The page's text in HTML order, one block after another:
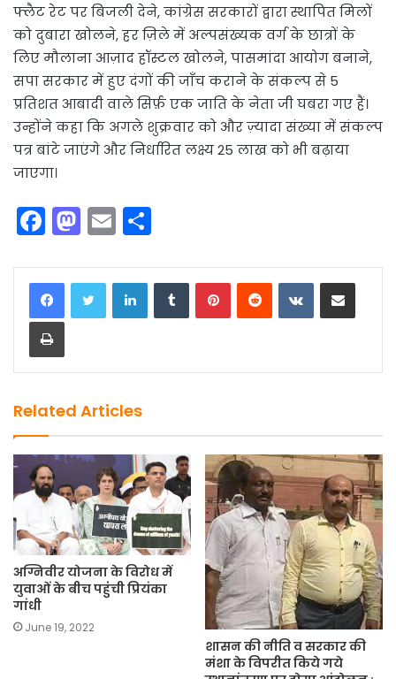
फ्लैट रेट पर बिजली देने, कांग्रेस सरकारों द्वारा स्थापित मिलों
को दुबारा खोलने, हर ज़िले में अल्पसंख्यक वर्ग के छात्रों के
लिए मौलाना आज़ाद हॉस्टल खोलने, पासमांदा आयोग बनाने,
सपा सरकार में हुए दंगों की जाँच कराने के संकल्प से 5
प्रतिशत आबादी वाले सिर्फ़ एक जाति के नेता जी घबरा गए हैं।
उन्होंने कहा कि अगले शुक्रवार को और ज़्यादा संख्या में संकल्प
पत्र बांटे जाएंगे और निर्धारित लक्ष्य 25 लाख को भी बढ़ाया
जाएगा।
F
a
c
e
b
o
k
M
a
st
o
o
E
m
ai ar
e
LinkedInTumblrPinterestReddit VKontakteShare via Email
Print
Related Articles
अग्निवीर योजना के विरोध में
युवाओं के बीच पहुंंची प्रियंका
गांधी
June 19, 2022
शासन की नीति व सरकार की
मंशा के विपरीत किये गये